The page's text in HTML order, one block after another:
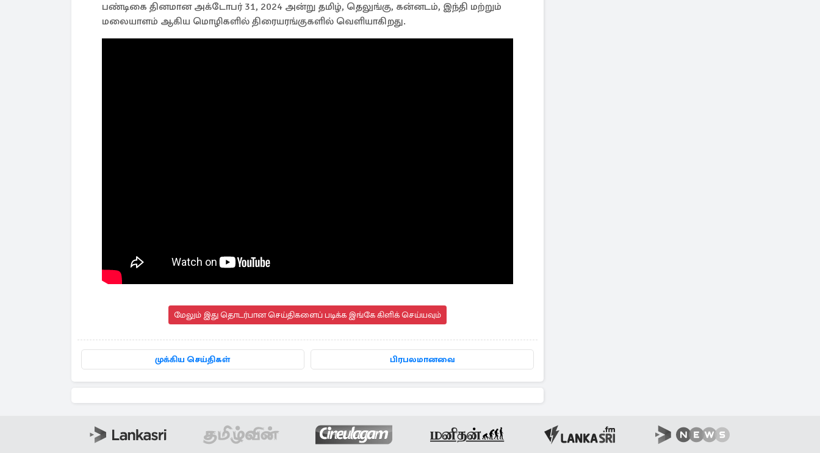
பண்டிகை தினமான அக்டோபர் 31, 2024 அன்று தமிழ், தெலுங்கு, கன்னடம், இந்தி மற்றும்
மலையாளம் ஆகிய மொழிகளில் திரையரங்குகளில் வெளியாகிறது.
மேலும் இது தொடர்பான செய்திகளைப் படிக்க இங்கே கிளிக் செய்யவும்
முக்கிய செய்திகள் பிரபலமானவை